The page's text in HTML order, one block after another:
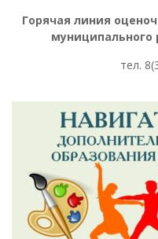
Горячая линия
муниципального
тел. 8